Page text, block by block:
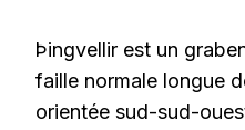
Þingvellir est un
faille normale longue
orientée sud-sud-